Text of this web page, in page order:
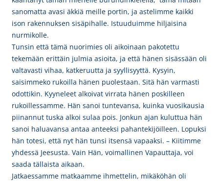
sanomatta avasi äkkiä meille portin, ja astelimme kaikki
ison rakennuksen sisäpihalle. Istuuduimme hiljaisina
nurmikolle.
Tunsin että tämä nuorimies oli aikoinaan pakotettu
tekemään erittäin julmia asioita, ja että hänen sisässään oli
valtavasti vihaa, katkeruutta ja syyllisyyttä. Kysyin,
saisimmeko rukoilla hänen puolestaan. Sitä hän varmasti
odottikin. Kyyneleet alkoivat virrata hänen poskilleen
rukoillessamme. Hän sanoi tuntevansa, kuinka vuosikausia
piinannut tuska alkoi sulaa pois. Jonkun ajan kuluttua hän
sanoi haluavansa antaa anteeksi pahantekijöilleen. Lopuksi
hän totesi, että nyt hän tunsi itsensä vapaaksi. – Kiitimme
yhdessä Jeesusta. Vain Hän, voimallinen Vapauttaja, voi
saada tällaista aikaan.
Jatkaessamme matkaamme ihmettelin, mikäköhän oli